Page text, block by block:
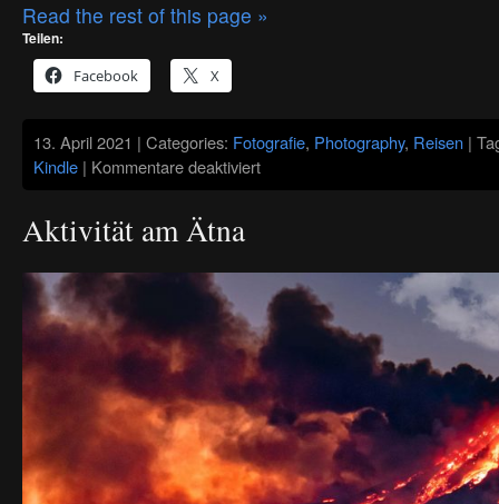
Read the rest of this page »
Teilen:
Facebook
X
13. April 2021 | Categories: Fotografie, Photography, Reisen |
Kindle | Kommentare deaktiviertfür
DAS
Aktivität am Ätna